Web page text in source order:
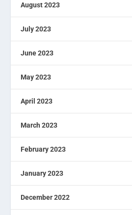
August 2023
July 2023
June 2023
May 2023
April 2023
March 2023
February 2023
January 2023
December 2022